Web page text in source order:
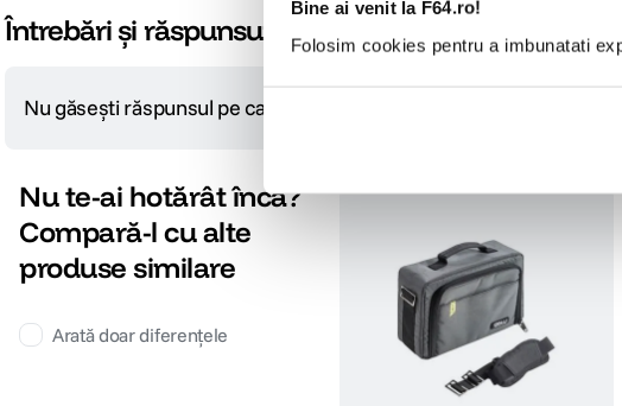
Bine ai venit la F64.ro!
Folosim cookies pentru a imbunatati
Întrebări și răspunsuri
Nu găsești răspunsul pe care îl cauți?
Nu te-ai hotărât încă?
Compară-l cu alte
produse similare
Arată doar diferențele